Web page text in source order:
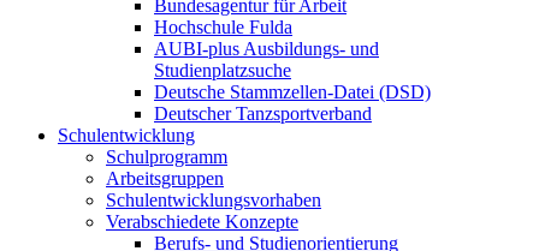
Bundesagentur für Arbeit
Hochschule Fulda
AUBI-plus Ausbildungs- und
Studienplatzsuche
Deutsche Stammzellen-Datei (DSD)
Deutscher Tanzsportverband
Schulentwicklung
Schulprogramm
Arbeitsgruppen
Schulentwicklungsvorhaben
Verabschiedete Konzepte
Berufs- und Studienorientierung